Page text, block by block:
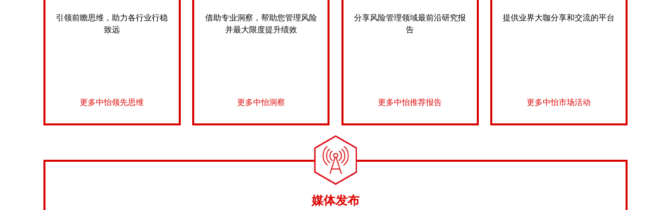
引领前瞻思维，助力各行业行稳
致远
更多中怡领先思维
借助专业洞察，帮助您管理风险
并最大限度提升绩效
更多中怡洞察
分享风险管理领域最前沿研究报
告
更多中怡推荐报告
提供业界大咖分享和交流的平台
更多中怡市场活动
媒体发布